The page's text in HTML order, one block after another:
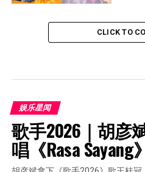
CLICK TO
娱乐星闻
歌手2026｜胡彦
唱《Rasa